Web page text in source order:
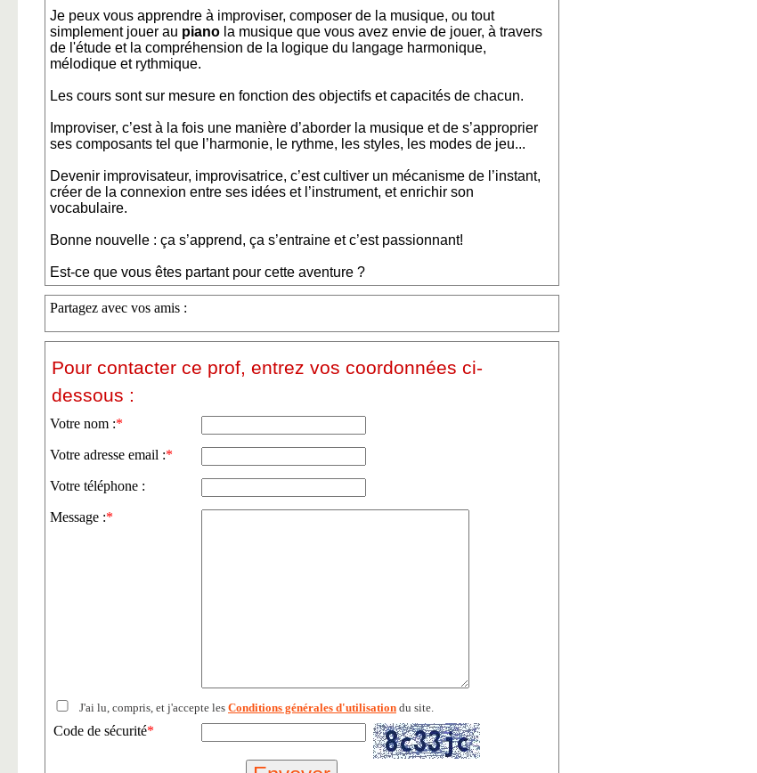
Je peux vous apprendre à improviser, composer de la musique, ou tout
simplement jouer au piano la musique que vous avez envie de jouer, à travers
de l'étude et la compréhension de la logique du langage harmonique,
mélodique et rythmique.
Les cours sont sur mesure en fonction des objectifs et capacités de chacun.
Improviser, c’est à la fois une manière d’aborder la musique et de s’approprier
ses composants tel que l’harmonie, le rythme, les styles, les modes de jeu...
Devenir improvisateur, improvisatrice, c’est cultiver un mécanisme de l’instant,
créer de la connexion entre ses idées et l’instrument, et enrichir son
vocabulaire.
Bonne nouvelle : ça s’apprend, ça s’entraine et c’est passionnant!
Est-ce que vous êtes partant pour cette aventure ?
Partagez avec vos amis :
Pour contacter ce prof, entrez vos coordonnées ci-
dessous :
Votre nom :*
Votre adresse email :*
Votre téléphone :
Message :*
J'ai lu, compris, et j'accepte les Conditions générales d'utilisation du site.
Code de sécurité*